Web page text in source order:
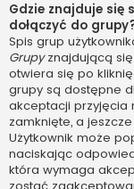
Gdzie znajduje się
dołączyć do
Spis grup
Grupyznajdującą
otwiera się po
grupy są dostępne
akceptacji przyjęcia
zamknięte, a
Użytkownik może
naciskając
która wymaga